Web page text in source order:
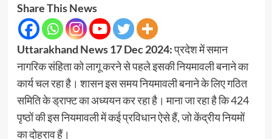
Share This News
Uttarakhand News 17 Dec 2024:प्रदेश में समान
नागरिक संहिता को लागू करने से पहले इसकी नियमावली बनाने का
कार्य चल रहा है। शासन इस समय नियमावली बनाने के लिए गठित
समिति के ड्राफ्ट का अध्ययन कर रहा है। माना जा रहा है कि 424
पृष्ठों की इस नियमावली में कई प्रविधान ऐसे हैं, जो केंद्रीय नियमों
का दोहराव हैं।